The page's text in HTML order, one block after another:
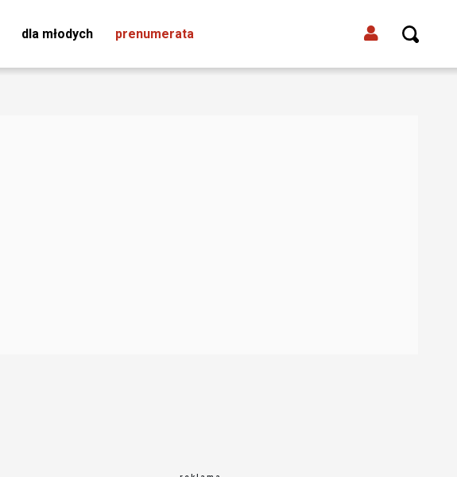
dla młodych prenumerata